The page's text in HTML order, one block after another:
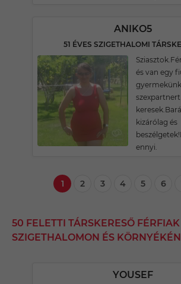
ANIKO5
51 ÉVES SZIGETHALOMI
és van egy
szexpartnert
kizárólag és
ennyi.
1 2 3 4 5 6
50 FELETTI TÁRSKERESŐ FÉRFIAK
SZIGETHALOMON ÉS KÖRNYÉKÉN
YOUSEF